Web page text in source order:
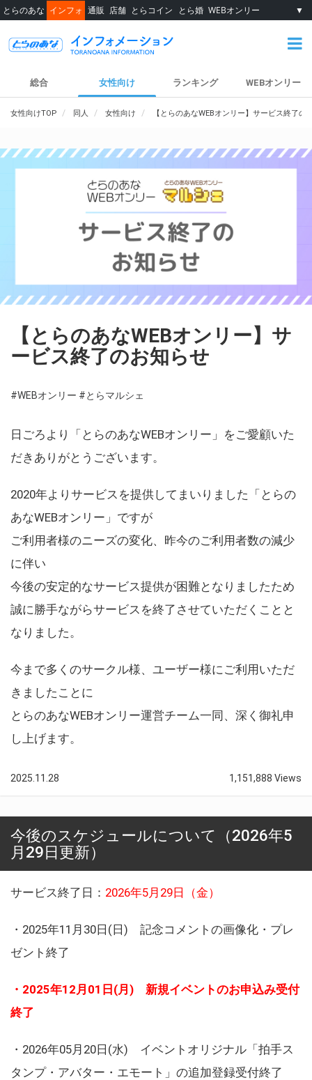
とらのあな インフォ 通販 店舗 とらコイン とら婚 WEBオンリー ▼
総合 女性向け ランキング WEBオンリー
女性向けTOP 同人 女性向け 【とらのあなWEBオンリー】サービス終了の
【とらのあなWEBオンリー】サ
ービス終了のお知らせ
#WEBオンリー #とらマルシェ
日ごろより「とらのあなWEBオンリー」をご愛顧いた
だきありがとうございます。
2020年よりサービスを提供してまいりました「とらの
あなWEBオンリー」ですが
ご利用者様のニーズの変化、昨今のご利用者数の減少
に伴い
今後の安定的なサービス提供が困難となりましたため
誠に勝手ながらサービスを終了させていただくことと
なりました。
今まで多くのサークル様、ユーザー様にご利用いただ
きましたことに
とらのあなWEBオンリー運営チーム一同、深く御礼申
し上げます。
2025.11.28 1,151,888 Views
今後のスケジュールについて（2026年5
月29日更新）
サービス終了日： 2026年5月29日（金）
・2025年11月30日(日) 記念コメントの画像化・プレ
ゼント終了
・2025年12月01日(月) 新規イベントのお申込み受付
終了
・2026年05月20日(水) イベントオリジナル「拍手ス
タンプ・アバター・エモート」の追加登録受付終了